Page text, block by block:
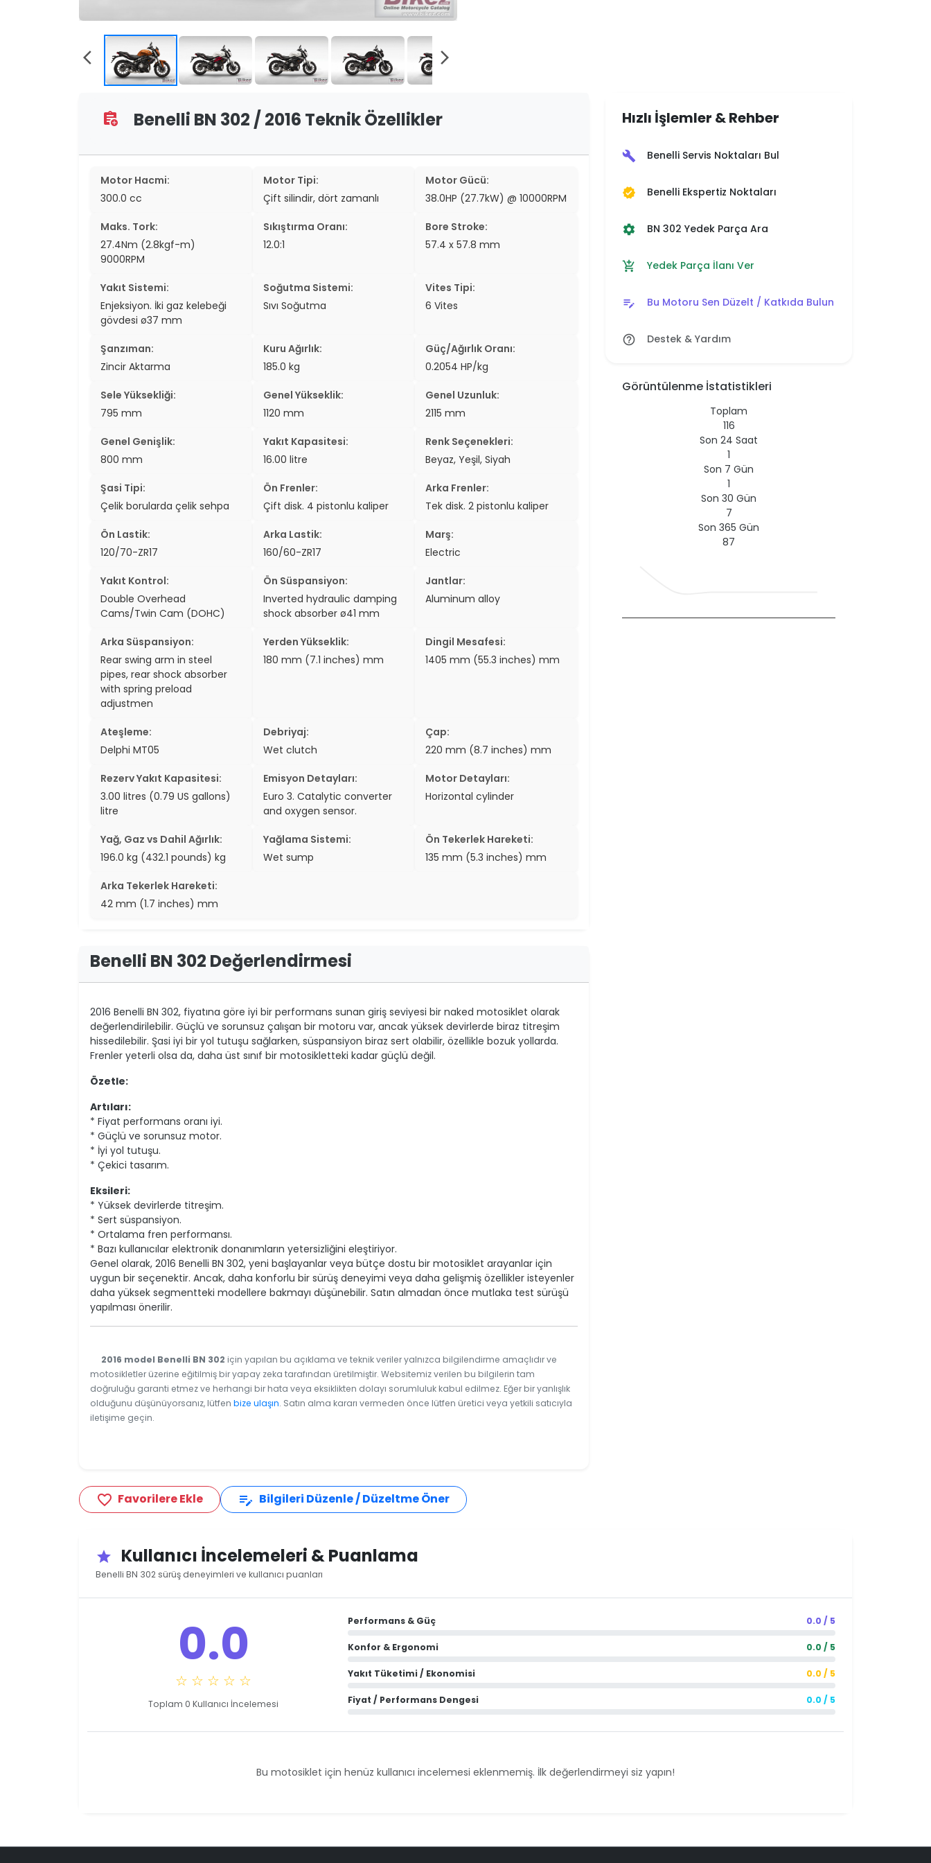
two_wheeler
grid_view
arrow_back_ios arrow_forward_ios
assignment_add Benelli BN 302 / 2016 Teknik Özellikler
Motor Hacmi:
300.0 cc
Motor Tipi:
Çift silindir, dört zamanlı
Motor Gücü:
38.0HP (27.7kW) @ 10000RPM
Maks. Tork:
27.4Nm (2.8kgf-m)
9000RPM
Sıkıştırma Oranı:
12.0:1
Bore Stroke:
57.4 x 57.8 mm
Yakıt Sistemi:
Enjeksiyon. İki gaz kelebeği
gövdesi ø37 mm
Soğutma Sistemi:
Sıvı Soğutma
Vites Tipi:
6 Vites
Şanzıman:
Zincir Aktarma
Kuru Ağırlık:
185.0 kg
Güç/Ağırlık Oranı:
0.2054 HP/kg
Sele Yüksekliği:
795 mm
Genel Yükseklik:
1120 mm
Genel Uzunluk:
2115 mm
Genel Genişlik:
800 mm
Yakıt Kapasitesi:
16.00 litre
Renk Seçenekleri:
Beyaz, Yeşil, Siyah
Şasi Tipi:
Çelik borularda çelik sehpa
Ön Frenler:
Çift disk. 4 pistonlu kaliper
Arka Frenler:
Tek disk. 2 pistonlu kaliper
Ön Lastik:
120/70-ZR17
Arka Lastik:
160/60-ZR17
Marş:
Electric
Yakıt Kontrol:
Double Overhead
Cams/Twin Cam (DOHC)
Ön Süspansiyon:
Inverted hydraulic damping
shock absorber ø41 mm
Jantlar:
Aluminum alloy
Arka Süspansiyon:
Rear swing arm in steel
pipes, rear shock absorber
with spring preload
adjustmen
Yerden Yükseklik:
180 mm (7.1 inches) mm
Dingil Mesafesi:
1405 mm (55.3 inches) mm
Ateşleme:
Delphi MT05
Debriyaj:
Wet clutch
Çap:
220 mm (8.7 inches) mm
Rezerv Yakıt Kapasitesi:
3.00 litres (0.79 US gallons)
litre
Emisyon Detayları:
Euro 3. Catalytic converter
and oxygen sensor.
Motor Detayları:
Horizontal cylinder
Yağ, Gaz vs Dahil Ağırlık:
196.0 kg (432.1 pounds) kg
Yağlama Sistemi:
Wet sump
Ön Tekerlek Hareketi:
135 mm (5.3 inches) mm
Arka Tekerlek Hareketi:
42 mm (1.7 inches) mm
Benelli BN 302 Değerlendirmesi
2016 Benelli BN 302, fiyatına göre iyi bir performans sunan giriş seviyesi bir naked motosiklet olarak
değerlendirilebilir. Güçlü ve sorunsuz çalışan bir motoru var, ancak yüksek devirlerde biraz titreşim
hissedilebilir. Şasi iyi bir yol tutuşu sağlarken, süspansiyon biraz sert olabilir, özellikle bozuk yollarda.
Frenler yeterli olsa da, daha üst sınıf bir motosikletteki kadar güçlü değil.
Özetle:
Artıları:
* Fiyat performans oranı iyi.
* Güçlü ve sorunsuz motor.
* İyi yol tutuşu.
* Çekici tasarım.
Eksileri:
* Yüksek devirlerde titreşim.
* Sert süspansiyon.
* Ortalama fren performansı.
* Bazı kullanıcılar elektronik donanımların yetersizliğini eleştiriyor.
Genel olarak, 2016 Benelli BN 302, yeni başlayanlar veya bütçe dostu bir motosiklet arayanlar için
uygun bir seçenektir. Ancak, daha konforlu bir sürüş deneyimi veya daha gelişmiş özellikler isteyenler
daha yüksek segmentteki modellere bakmayı düşünebilir. Satın almadan önce mutlaka test sürüşü
yapılması önerilir.
2016 model Benelli BN 302 için yapılan bu açıklama ve teknik veriler yalnızca bilgilendirme amaçlıdır ve
motosikletler üzerine eğitilmiş bir yapay zeka tarafından üretilmiştir. Websitemiz verilen bu bilgilerin tam
doğruluğu garanti etmez ve herhangi bir hata veya eksiklikten dolayı sorumluluk kabul edilmez. Eğer bir yanlışlık
olduğunu düşünüyorsanız, lütfen bize ulaşın. Satın alma kararı vermeden önce lütfen üretici veya yetkili satıcıyla
iletişime geçin.
Hızlı İşlemler & Rehber
build Benelli Servis Noktaları Bul
verified Benelli Ekspertiz Noktaları
settings BN 302 Yedek Parça Ara
add_shopping_cart Yedek Parça İlanı Ver
edit_note Bu Motoru Sen Düzelt / Katkıda Bulun
help_outline Destek & Yardım
Görüntülenme İstatistikleri
Toplam
116
Son 24 Saat
1
Son 7 Gün
1
Son 30 Gün
7
Son 365 Gün
87
favorite_border Favorilere Ekle edit_note Bilgileri Düzenle / Düzeltme Öner
star Kullanıcı İncelemeleri & Puanlama
Benelli BN 302 sürüş deneyimleri ve kullanıcı puanları
0.0
☆ ☆ ☆ ☆ ☆
Toplam 0 Kullanıcı İncelemesi
Performans & Güç 0.0 / 5
Konfor & Ergonomi 0.0 / 5
Yakıt Tüketimi / Ekonomisi 0.0 / 5
Fiyat / Performans Dengesi 0.0 / 5
Bu motosiklet için henüz kullanıcı incelemesi eklenmemiş. İlk değerlendirmeyi siz yapın!